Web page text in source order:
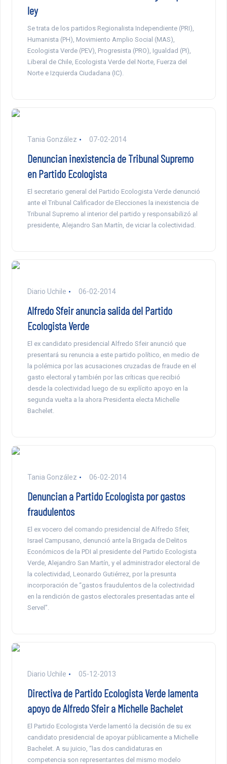
ley
Se trata de los partidos Regionalista Independiente (PRI),
Humanista (PH), Movimiento Amplio Social (MAS),
Ecologista Verde (PEV), Progresista (PRO), Igualdad (PI),
Liberal de Chile, Ecologista Verde del Norte, Fuerza del
Norte e Izquierda Ciudadana (IC).
Tania González 07-02-2014
Denuncian inexistencia de Tribunal Supremo
en Partido Ecologista
El secretario general del Partido Ecologista Verde denunció
ante el Tribunal Calificador de Elecciones la inexistencia de
Tribunal Supremo al interior del partido y responsabilizó al
presidente, Alejandro San Martín, de viciar la colectividad.
Diario Uchile 06-02-2014
Alfredo Sfeir anuncia salida del Partido
Ecologista Verde
El ex candidato presidencial Alfredo Sfeir anunció que
presentará su renuncia a este partido político, en medio de
la polémica por las acusaciones cruzadas de fraude en el
gasto electoral y también por las críticas que recibió
desde la colectividad luego de su explícito apoyo en la
segunda vuelta a la ahora Presidenta electa Michelle
Bachelet.
Tania González 06-02-2014
Denuncian a Partido Ecologista por gastos
fraudulentos
El ex vocero del comando presidencial de Alfredo Sfeir,
Israel Campusano, denunció ante la Brigada de Delitos
Económicos de la PDI al presidente del Partido Ecologista
Verde, Alejandro San Martín, y el administrador electoral de
la colectividad, Leonardo Gutiérrez, por la presunta
incorporación de “gastos fraudulentos de la colectividad
en la rendición de gastos electorales presentadas ante el
Servel”.
Diario Uchile 05-12-2013
Directiva de Partido Ecologista Verde lamenta
apoyo de Alfredo Sfeir a Michelle Bachelet
El Partido Ecologista Verde lamentó la decisión de su ex
candidato presidencial de apoyar públicamente a Michelle
Bachelet. A su juicio, “las dos candidaturas en
competencia son representantes del mismo modelo